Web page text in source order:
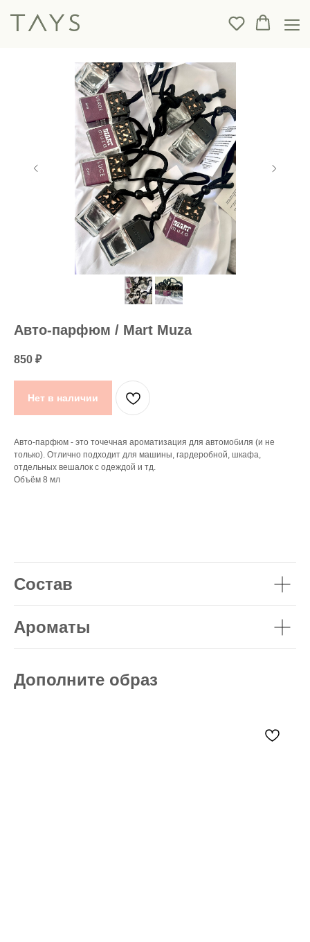
Авто-парфюм / Mart Muza
850 ₽
Нет в наличии
Авто-парфюм - это точечная ароматизация для автомобиля (и не
только). Отлично подходит для машины, гардеробной, шкафа,
отдельных вешалок с одеждой и тд.
Объём 8 мл
Состав
Ароматы
Дополните образ